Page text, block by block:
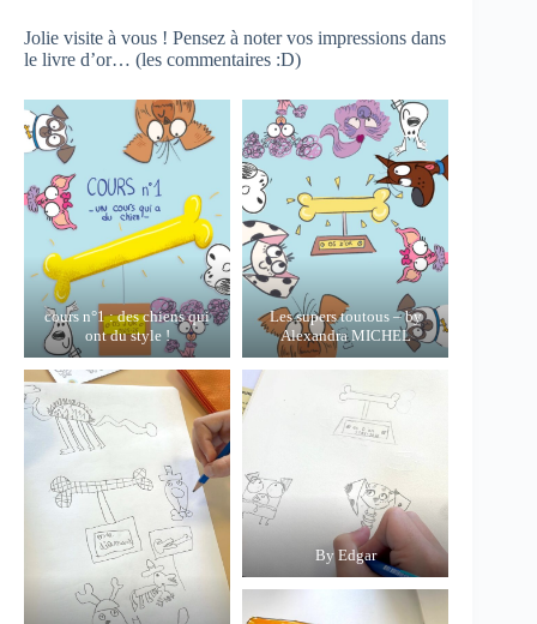
Jolie visite à vous ! Pensez à noter vos impressions dans
le livre d’or… (les commentaires :D)
cours n°1 : des chiens qui
ont du style !
Les supers toutous – by
Alexandra MICHEL
By Edgar